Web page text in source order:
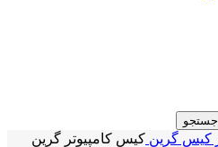
جستجو
کیس گرین کیس کامپیوتر گرین